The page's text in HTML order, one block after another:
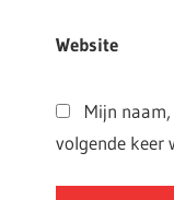
Website
Mijn
volgende keer